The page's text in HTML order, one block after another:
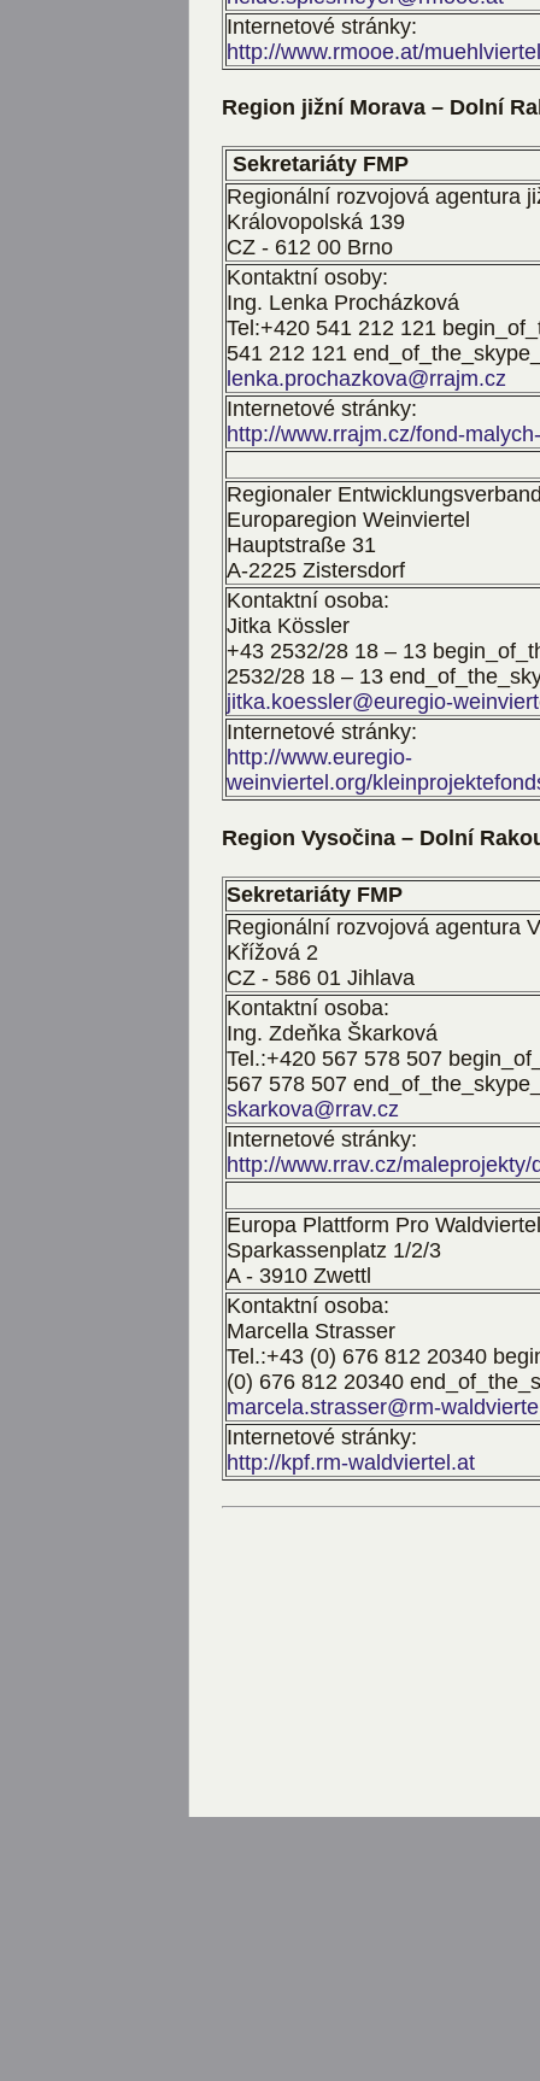
Internetové stránky:
http://www.rmooe.at/
Region jižní Morava – Dolní
Sekretariáty FMP
Regionální rozvojová agentura
Královopolská 139
CZ - 612 00 Brno
Kontaktní osoby:
Ing. Lenka Procházková
Tel:+420 541 212 121
541 212 121
lenka.prochazkova@rrajm.cz
Internetové stránky:
http://www.rrajm.cz/fond-
Regionaler
Europaregion Weinviertel
Hauptstraße 31
A-2225 Zistersdorf
Kontaktní osoba:
Jitka Kössler
+43 2532/28 18 – 13
2532/28 18 – 13
jitka.koessler@euregio-
Internetové stránky:
http://www.euregio-
weinviertel.org/
Region Vysočina – Dolní
Sekretariáty FMP
Regionální rozvojová agentura
Křížová 2
CZ - 586 01 Jihlava
Kontaktní osoba:
Ing. Zdeňka Škarková
Tel.:+420 567 578 507
567 578 507
skarkova@rrav.cz
Internetové stránky:
http://www.rrav.cz/
Europa Plattform Pro Waldviertel
Sparkassenplatz 1/2/3
A - 3910 Zwettl
Kontaktní osoba:
Marcella Strasser
Tel.:+43 (0) 676 812 20340
(0) 676 812 20340
marcela.strasser@rm-
Internetové stránky:
http://kpf.rm-waldviertel.at